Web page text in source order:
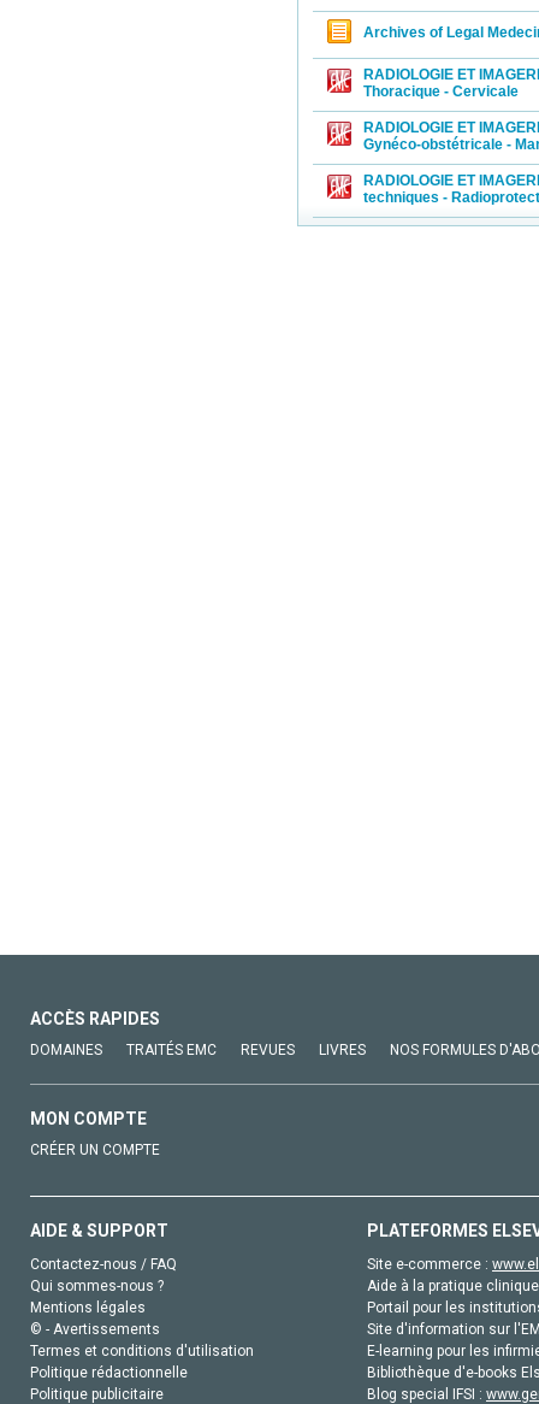
Médecine
médecine
infirmier,
Médecine
notes
Archives of Legal
RADIOLOGIE ET
Thoracique - Cervicale
RADIOLOGIE ET
Gynéco-obstétricale -
RADIOLOGIE ET
techniques -
ACCÈS RAPIDES
DOMAINES TRAITÉS EMC REVUES LIVRES NOS FORMULES
MON COMPTE
CRÉER UN COMPTE
AIDE & SUPPORT
Contactez-nous / FAQ
Qui sommes-nous ?
Mentions légales
© - Avertissements
Termes et conditions d'utilisation
Politique rédactionnelle
Politique publicitaire
PLATEFORMES
Site e-commerce :
Aide à la pratique
Portail pour les
Site d'information sur
E-learning pour les
Bibliothèque d'e-books
Blog special IFSI :